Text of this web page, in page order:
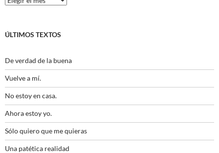
ÚLTIMOS TEXTOS
De verdad de la buena
Vuelve a mí.
No estoy en casa.
Ahora estoy yo.
Sólo quiero que me quieras
Una patética realidad